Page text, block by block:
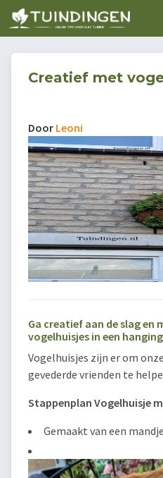
Creatief met
Door Leoni
Ga creatief aan de slag en
vogelhuisjes in een
Vogelhuisjes zijn er om
gevederde vrienden te
Stappenplan Vogelhuisje
Gemaakt van een